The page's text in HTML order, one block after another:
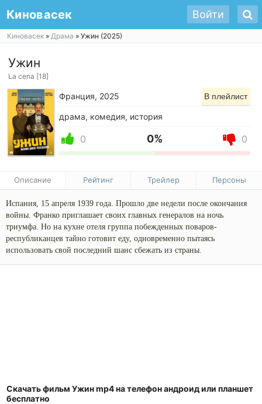
Киновасек Войти
Киновасек » Драма » Ужин (2025)
Ужин
La cena [18]
Франция, 2025 В плейлист
драма, комедия, история
0 0% 0
Описание Рейтинг Трейлер Персоны
Испания, 15 апреля 1939 года. Прошло две недели после окончания
войны. Франко приглашает своих главных генералов на ночь
триумфа. Но на кухне отеля группа побежденных поваров-
республиканцев тайно готовит еду, одновременно пытаясь
использовать свой последний шанс сбежать из страны.
Скачать фильм Ужин mp4 на телефон андроид или планшет
бесплатно